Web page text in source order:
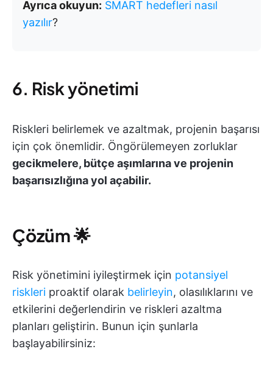
Ayrıca okuyun: SMART hedefleri nasıl
yazılır?
6. Risk yönetimi
Riskleri belirlemek ve azaltmak, projenin başarısı
için çok önemlidir. Öngörülemeyen zorluklar
gecikmelere, bütçe aşımlarına ve projenin
başarısızlığına yol açabilir.
Çözüm🌟
Risk yönetimini iyileştirmek için potansiyel
riskleri proaktif olarak belirleyin, olasılıklarını ve
etkilerini değerlendirin ve riskleri azaltma
planları geliştirin. Bunun için şunlarla
başlayabilirsiniz: